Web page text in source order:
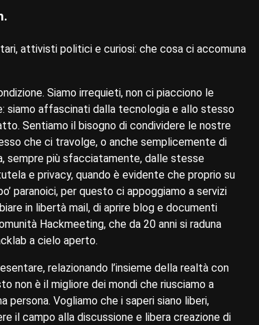
attivisti politici e curiosi: che cosa ci accomuna
Siamo irrequieti, non ci piacciono le
siamo affascinati dalla tecnologia e allo stesso
Sentiamo il bisogno di condividere le nostre
che ci travolge, o anche semplicemente di
sempre più sfacciatamente, dalle stesse
e privacy, quando è evidente che proprio su
paranoici, per questo ci appoggiamo a servizi
in libertà mail, di aprire blog e documenti
Hackmeeting, che da 20 anni si raduna
a cielo aperto.
relazionando l’insieme della realtà con
non è il migliore dei mondi che riusciamo a
persona. Vogliamo che i saperi siano liberi,
il campo alla discussione e libera creazione di